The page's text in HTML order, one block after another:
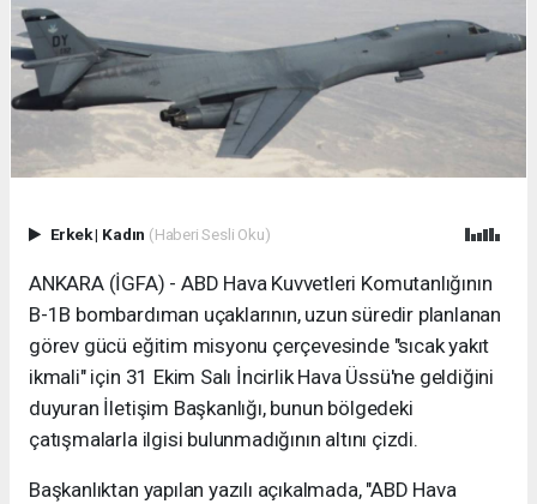
Erkek| Kadın (Haberi Sesli Oku)
ANKARA (İGFA) - ABD Hava Kuvvetleri Komutanlığının
B-1B bombardıman uçaklarının, uzun süredir planlanan
görev gücü eğitim misyonu çerçevesinde "sıcak yakıt
ikmali" için 31 Ekim Salı İncirlik Hava Üssü'ne geldiğini
duyuran İletişim Başkanlığı, bunun bölgedeki
çatışmalarla ilgisi bulunmadığının altını çizdi.
Başkanlıktan yapılan yazılı açıkalmada, "ABD Hava